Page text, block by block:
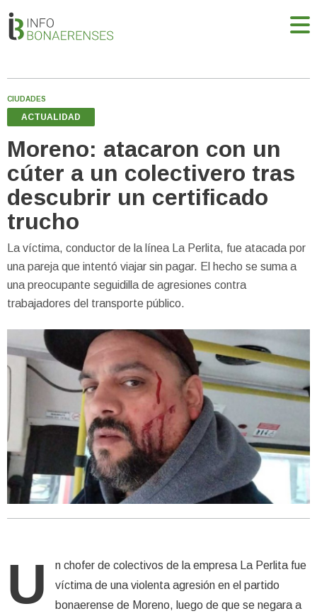
CIUDADES
ACTUALIDAD
Moreno: atacaron con un
cúter a un colectivero tras
descubrir un certificado
trucho
La víctima, conductor de la línea La Perlita, fue atacada por
una pareja que intentó viajar sin pagar. El hecho se suma a
una preocupante seguidilla de agresiones contra
trabajadores del transporte público.
U
n chofer de colectivos de la empresa La Perlita fue
víctima de una violenta agresión en el partido
bonaerense de Moreno, luego de que se negara a